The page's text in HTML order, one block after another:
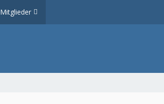
Mitglieder